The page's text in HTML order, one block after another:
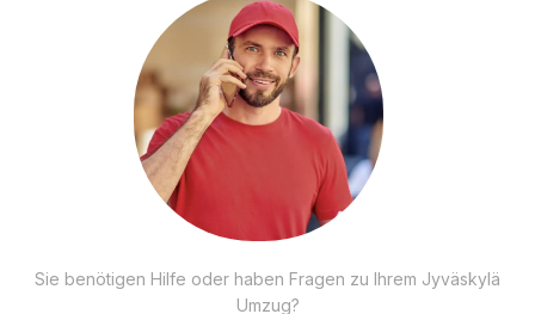
Sie benötigen Hilfe oder haben Fragen zu Ihrem Jyväskylä
Umzug?